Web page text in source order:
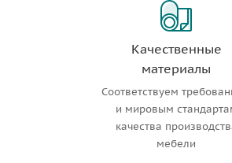
Качественные
материалы
Соответствуем
и мировым
качества
мебели